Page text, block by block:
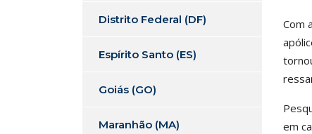
Com
em
Distrito Federal (DF)
Espírito Santo (ES)
Goiás (GO)
Maranhão (MA)